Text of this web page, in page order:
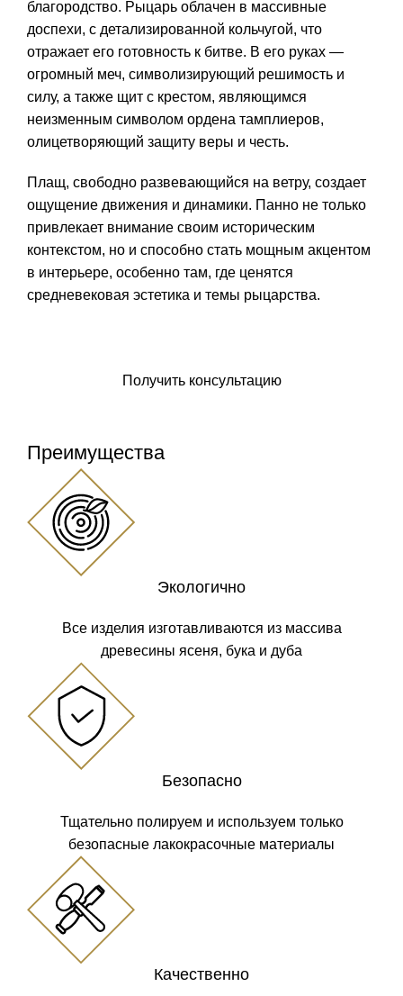
благородство. Рыцарь облачен в массивные
доспехи, с детализированной кольчугой, что
отражает его готовность к битве. В его руках —
огромный меч, символизирующий решимость и
силу, а также щит с крестом, являющимся
неизменным символом ордена тамплиеров,
олицетворяющий защиту веры и честь.
Плащ, свободно развевающийся на ветру, создает
ощущение движения и динамики. Панно не только
привлекает внимание своим историческим
контекстом, но и способно стать мощным акцентом
в интерьере, особенно там, где ценятся
средневековая эстетика и темы рыцарства.
Получить консультацию
Преимущества
Экологично
Все изделия изготавливаются из массива
древесины ясеня, бука и дуба
Безопасно
Тщательно полируем и используем только
безопасные лакокрасочные материалы
Качественно